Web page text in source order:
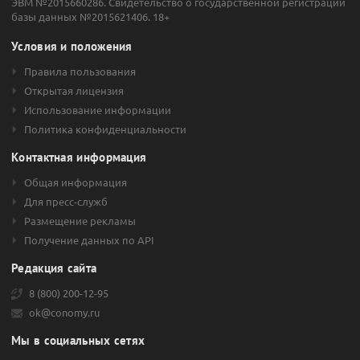
предлагает помощь в осуществлении транспортной доставке
Ремонт, восстановление и пусконаладка профессионального
оборудования для промышленных предприятий из
близлежащих регионов.
Инвестиционная деятельность. ДЗРД оказывает платные
услуги юридическим лицам, материальную помощь
ОАО «Донской завод радиодеталей» участвует и во
внешнеэкономической торговле, поставляя продукцию
собственного производства на зарубежные рынки.
На Московской бирже акции компании торгуются под тикерами
«DZRD» и «DZRDP».
базы данных №2015621406. 18+
Условия и положения
Правила пользования
Открытая лицензия
Использование информации
Политика конфиденциальности
Контактная информация
Общая информация
Для пресс-служб
Размещение рекламы
Получение данных по API
Редакция сайта
8 (800) 200-12-95
ok@conomy.ru
Мы в социальных сетях